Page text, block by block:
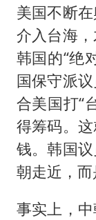
美国不断
介入台海
韩国的“绝
国保守派
合美国打“
得筹码。
钱。韩国
朝走近，而
事实上，